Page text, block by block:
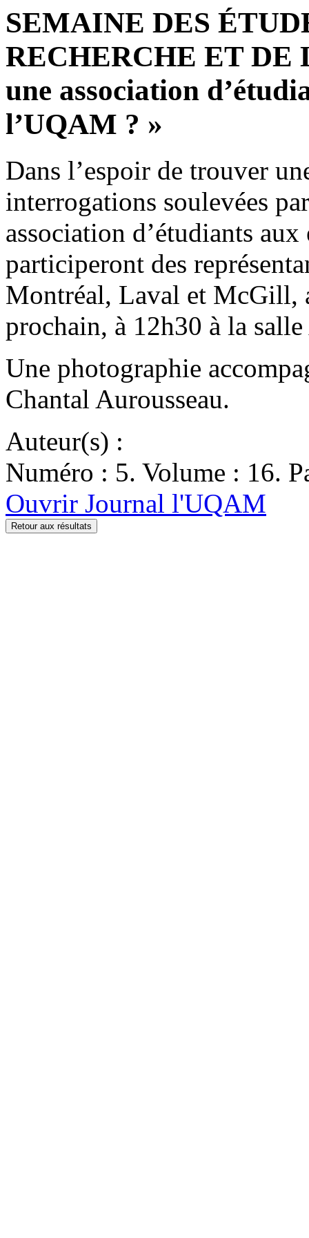
SEMAINE DES
RECHERCHE ET DE
une association
l’UQAM ? »
Dans l’espoir de trouver
interrogations soulevées
association d’étudiants
participeront des
Montréal, Laval et McGill,
prochain, à 12h30 à la
Une photographie
Chantal Aurousseau.
Auteur(s) :
Numéro : 5. Volume : 16.
Ouvrir Journal l'UQAM
Retour aux résultats